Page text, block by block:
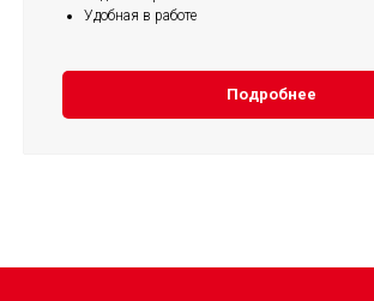
Удобная в работе
Подробнее